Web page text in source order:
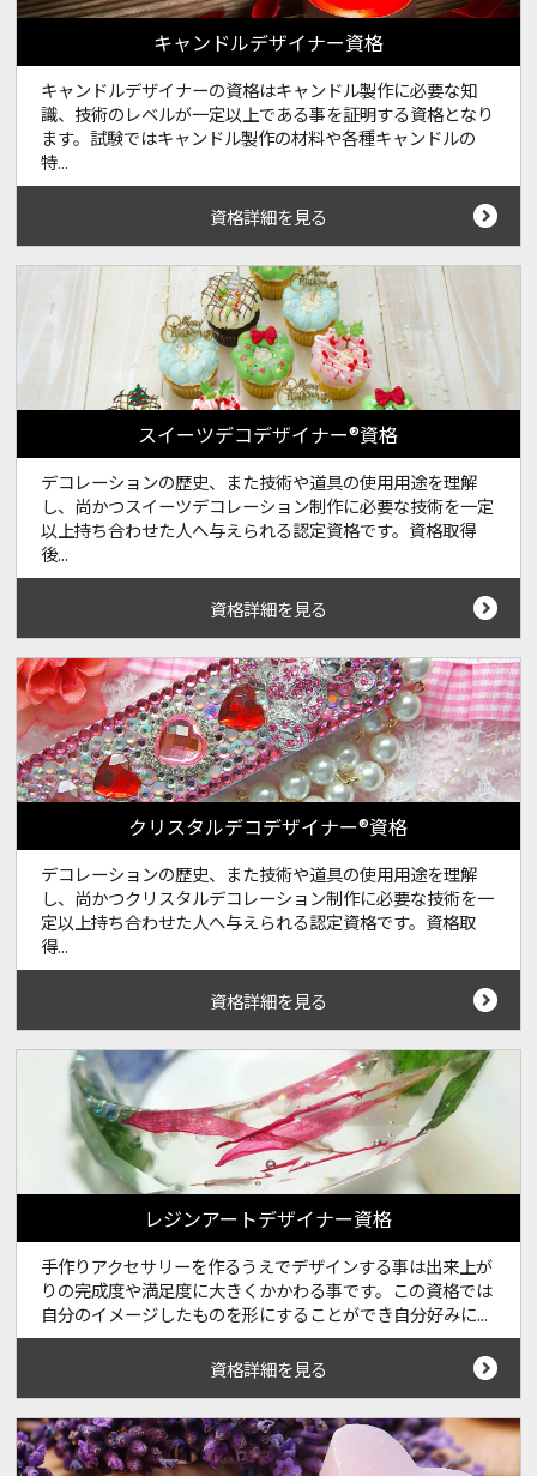
キャンドルデザイナー資格
キャンドルデザイナーの資格はキャンドル製作に必要な知
識、技術のレベルが一定以上である事を証明する資格となり
ます。試験ではキャンドル製作の材料や各種キャンドルの
特...
資格詳細を見る
スイーツデコデザイナー®資格
デコレーションの歴史、また技術や道具の使用用途を理解
し、尚かつスイーツデコレーション制作に必要な技術を一定
以上持ち合わせた人へ与えられる認定資格です。資格取得
後...
資格詳細を見る
クリスタルデコデザイナー®資格
デコレーションの歴史、また技術や道具の使用用途を理解
し、尚かつクリスタルデコレーション制作に必要な技術を一
定以上持ち合わせた人へ与えられる認定資格です。資格取
得...
資格詳細を見る
レジンアートデザイナー資格
手作りアクセサリーを作るうえでデザインする事は出来上が
りの完成度や満足度に大きくかかわる事です。この資格では
自分のイメージしたものを形にすることができ自分好みに...
資格詳細を見る